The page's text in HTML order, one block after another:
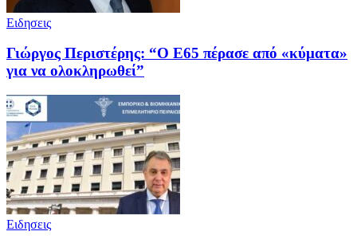
Ειδησεις
Γιώργος Περιστέρης: “Ο Ε65 πέρασε από «κύματα»
για να ολοκληρωθεί”
Ειδησεις